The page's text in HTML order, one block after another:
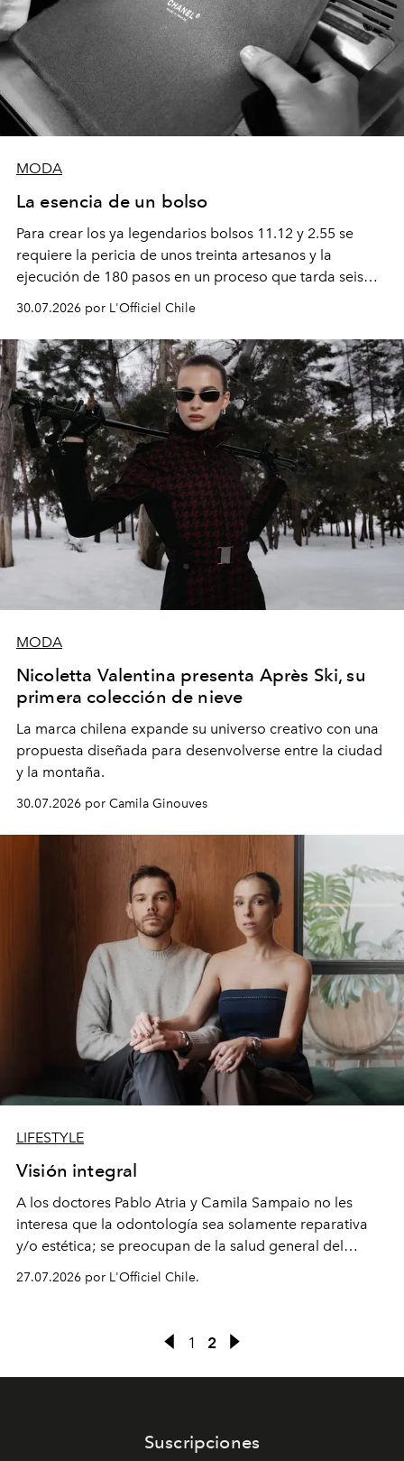
MODA
La esencia de un bolso
Para crear los ya legendarios bolsos 11.12 y 2.55 se
requiere la pericia de unos treinta artesanos y la
ejecución de 180 pasos en un proceso que tarda seis
semanas. Los expertos ponen en práctica una técnica
que se enseña solamente en la escuela de formación de
los Ateliers de Verneuil.
30.07.2026 por L'Officiel Chile
MODA
Nicoletta Valentina presenta Après Ski, su
primera colección de nieve
La marca chilena expande su universo creativo con una
propuesta diseñada para desenvolverse entre la ciudad
y la montaña.
30.07.2026 por Camila Ginouves
LIFESTYLE
Visión integral
A los doctores Pablo Atria y Camila Sampaio no les
interesa que la odontología sea solamente reparativa
y/o estética; se preocupan de la salud general del
paciente y entienden la prevención como una arista
intransable.
27.07.2026 por L'Officiel Chile.
1 2
Suscripciones